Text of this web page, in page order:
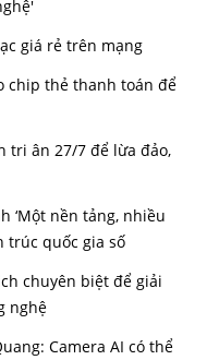
giá rẻ trên mạng
chip thẻ thanh toán để
tri ân 27/7 để lừa đảo,
‘Một nền tảng, nhiều
trúc quốc gia số
chuyên biệt để giải
nghệ
Camera AI có thể